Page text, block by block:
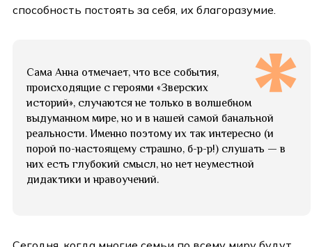
способность постоять за себя, их благоразумие.
Сама Анна отмечает, что все события,
происходящие с героями «Зверских
историй», случаются не только в волшебном
выдуманном мире, но и в нашей самой банальной
реальности. Именно поэтому их так интересно (и
порой по-настоящему страшно, б-р-р!) слушать — в
них есть глубокий смысл, но нет неуместной
дидактики и нравоучений.